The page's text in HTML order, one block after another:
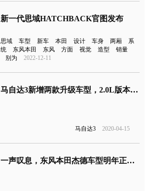
新一代思域HATCHBACK官图发布
思域 车型 新车 本田 设计 车身 两厢
系
统
东风本田 东风 方面 视觉 造型
销量
别为
2022-12-11
马自达3新增两款升级车型，2.0L版本首入14万内
马自达3 2020-04-15
一声叹息，东风本田杰德车型明年正式停产